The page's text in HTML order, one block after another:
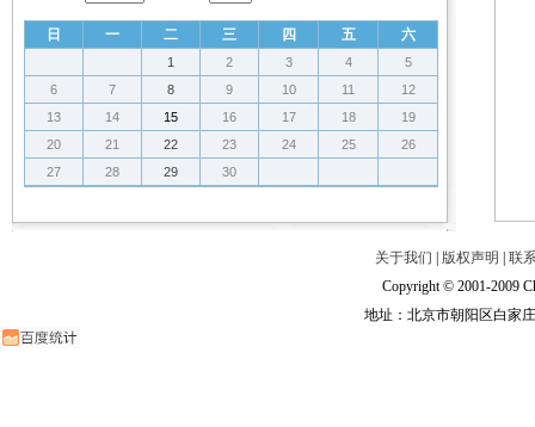
日 一 二 三 四 五 六
1 2 3 4
5
6
7 8 9 10 11
12
13
14 15 16 17 18
19
20
21 22 23 24 25
26
27
28 29 30
关于我们 版权声明
联
Copyright © 2001-2009
地址：北京市朝阳区白家